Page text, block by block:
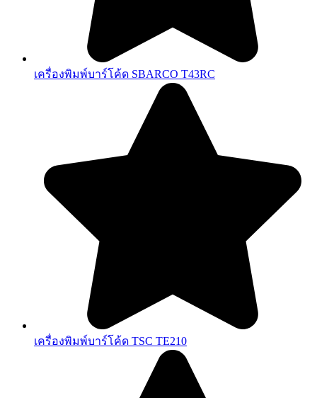
เครื่องพิมพ์บาร์โค้ด SBARCO T43RC
เครื่องพิมพ์บาร์โค้ด TSC TE210